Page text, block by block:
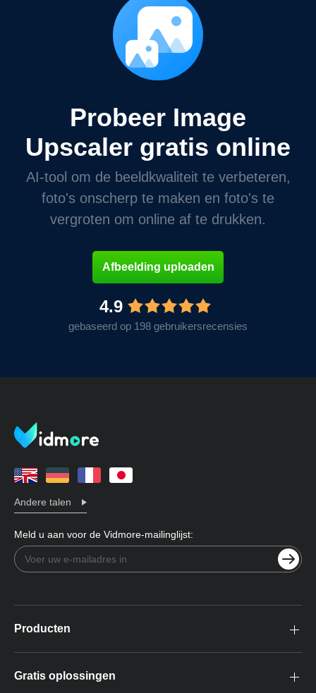
Probeer Image
Upscaler gratis online
AI-tool om de beeldkwaliteit te verbeteren,
foto's onscherp te maken en foto's te
vergroten om online af te drukken.
Afbeelding uploaden
4.9
gebaseerd op 198 gebruikersrecensies
Andere talen
Meld u aan voor de Vidmore-mailinglijst:
Producten
Gratis oplossingen